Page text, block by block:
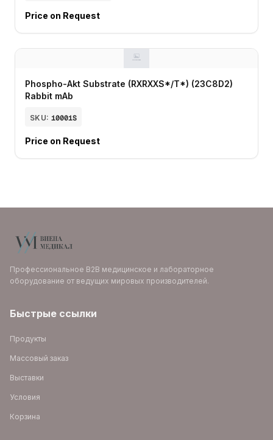
Price on Request
Phospho-Akt Substrate (RXRXXS*/T*) (23C8D2)
Rabbit mAb
SKU: 10001S
Price on Request
Профессиональное B2B медицинское и лабораторное
оборудование от ведущих мировых производителей.
Быстрые ссылки
Продукты
Массовый заказ
Выставки
Условия
Корзина